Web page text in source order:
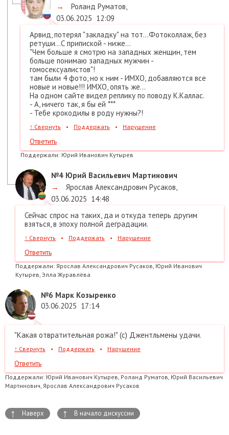
→
Роланд Руматов
03.06.2025 12:09
Арвид, потерял "закладку" на тот...Фотоколлаж, без
ретуши...С припиской - ниже...
"Чем больше я смотрю на западных женщин, тем
больше понимаю западных мужчин -
гомосексуалистов"!
там были 4 фото, но к ним - ИМХО, добавляются все
новые и новые!!! ИМХО, опять же...
На одном сайте видел реплику по поводу К.Каллас.
- А, ничего так, я бы ей ***
- Тебе крокодилы в роду нужны?!
↑ Свернуть • Поддержать • Нарушение
Ответить
Поддержали: Юрий Иванович Кутырев
№4 Юрий Васильевич Мартинович
→
Ярослав Александрович Русаков
03.06.2025 14:48
Сейчас спрос на таких, да и откуда теперь другим
взяться, в эпоху полной деградации.
↑ Свернуть • Поддержать • Нарушение
Ответить
Поддержали: Ярослав Александрович Русаков, Юрий Иванович
Кутырев, Элла Журавлёва
№6 Марк Козыренко
03.06.2025 17:14
"Какая отвратительная рожа!" (с) Джентльмены удачи.
↑ Свернуть • Поддержать • Нарушение
Ответить
Поддержали: Юрий Иванович Кутырев, Роланд Руматов, Юрий Васильевич
Мартинович, Ярослав Александрович Русаков
↑ Наверх ↑ В начало дискуссии